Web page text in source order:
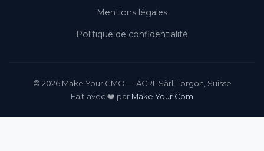
Mentions légales
Politique de confidentialité
© 2026 Make Your CMO — ACRL Sàrl, Torgon, Suisse
Fait avec ❤️ par Make Your Com